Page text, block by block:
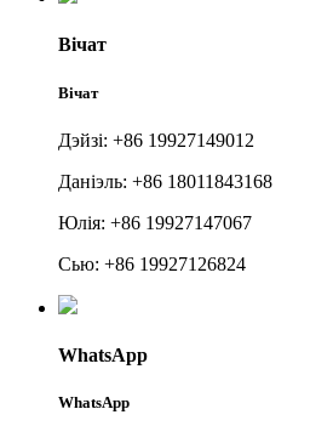
Вічат
Вічат
Дэйзі: +86 19927149012
Даніэль: +86 18011843168
Юлія: +86 19927147067
Сью: +86 19927126824
WhatsApp
WhatsApp